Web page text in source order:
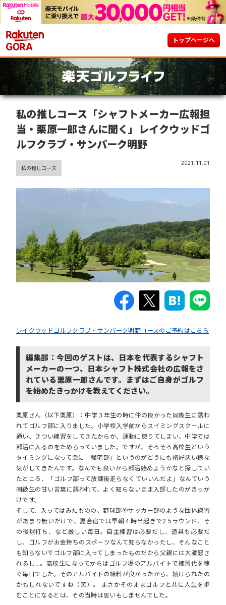
トップページへ
私の推しコース「シャフトメーカー広報担
当・栗原一郎さんに聞く」レイクウッドゴ
ルフクラブ・サンパーク明野
2021.11.01
私の推しコース
レイクウッドゴルフクラブ・サンパーク明野コースのご予約はこちら
編集部：今回のゲストは、日本を代表するシャフト
メーカーの一つ、日本シャフト株式会社の広報をさ
れている栗原一郎さんです。まずはご自身がゴルフ
を始めたきっかけを教えてください。
栗原さん（以下栗原）：中学３年生の時に仲の良かった同級生に誘わ
れてゴルフ部に入りました。小学校入学前からスイミングスクールに
通い、きつい練習をしてきたからか、運動に懲りてしまい、中学では
部活に入るのをためらっていました。ですが、そろそろ高校生という
タイミングになって急に「帰宅部」というのがどうにも格好悪い様な
気がしてきたんです。なんでも良いから部活始めようかなと探してい
たところ、「ゴルフ部って放課後走らなくていいんだよ」なんていう
同級生の甘い言葉に誘われて、よく知らないまま入部したのがきっか
けです。
そして、入ってはみたものの、野球部やサッカー部のような団体練習
があまり無いだけで、夏合宿では早朝４時半起きで2.5ラウンド、そ
の後球打ち、など厳しい毎日。自主練習は必要だし、道具も必要だ
し、ゴルフがお金持ちのスポーツなんて知らなかったし、そんなこと
も知らないでゴルフ部に入ってしまったものだから父親には大激怒さ
れるし…。高校生になってからはゴルフ場のアルバイトで練習代を稼
ぐ毎日でした。そのアルバイトの給料が良かったから、続けられたの
かもしれないですね（笑）。 まさかそのままゴルフと共に人生を歩
むことになるとは、その当時は思いもしませんでした。